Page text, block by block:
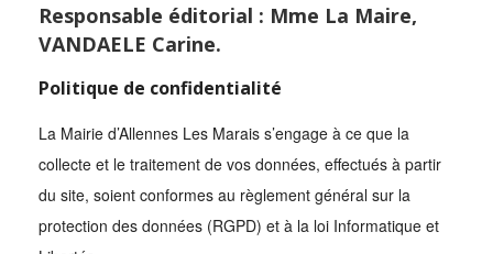
Responsable éditorial : Mme La Maire,
VANDAELE Carine.
Politique de confidentialité
La Mairie d’Allennes Les Marais s’engage à ce que la
collecte et le traitement de vos données, effectués à partir
du site, soient conformes au règlement général sur la
protection des données (RGPD) et à la loi Informatique et